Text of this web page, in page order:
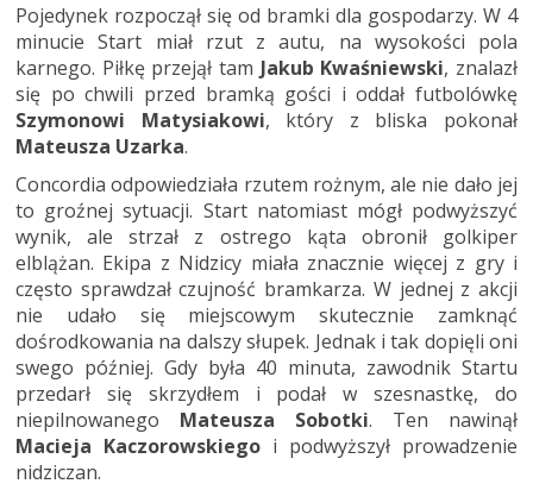
Pojedynek rozpoczął się od bramki dla gospodarzy. W 4
minucie Start miał rzut z autu, na wysokości pola
karnego. Piłkę przejął tam Jakub Kwaśniewski, znalazł
się po chwili przed bramką gości i oddał futbolówkę
Szymonowi Matysiakowi, który z bliska pokonał
Mateusza Uzarka.
Concordia odpowiedziała rzutem rożnym, ale nie dało jej
to groźnej sytuacji. Start natomiast mógł podwyższyć
wynik, ale strzał z ostrego kąta obronił golkiper
elblążan. Ekipa z Nidzicy miała znacznie więcej z gry i
często sprawdzał czujność bramkarza. W jednej z akcji
nie udało się miejscowym skutecznie zamknąć
dośrodkowania na dalszy słupek. Jednak i tak dopięli oni
swego później. Gdy była 40 minuta, zawodnik Startu
przedarł się skrzydłem i podał w szesnastkę, do
niepilnowanego Mateusza Sobotki. Ten nawinął
Macieja Kaczorowskiego i podwyższył prowadzenie
nidziczan.